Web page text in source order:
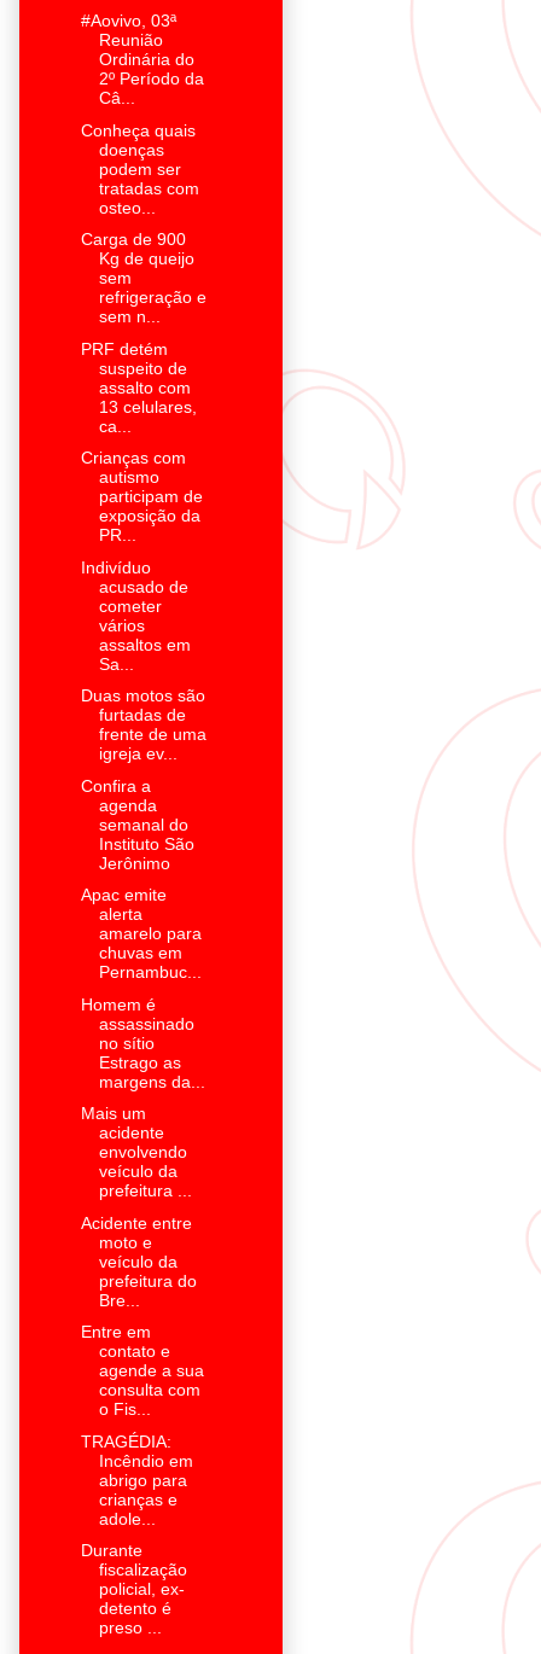
#Aovivo, 03ª
Reunião
Ordinária do
2º Período da
Câ...
Conheça quais
doenças
podem ser
tratadas com
osteo...
Carga de 900
Kg de queijo
sem
refrigeração e
sem n...
PRF detém
suspeito de
assalto com
13 celulares,
ca...
Crianças com
autismo
participam de
exposição da
PR...
Indivíduo
acusado de
cometer
vários
assaltos em
Sa...
Duas motos são
furtadas de
frente de uma
igreja ev...
Confira a
agenda
semanal do
Instituto São
Jerônimo
Apac emite
alerta
amarelo para
chuvas em
Pernambuc...
Homem é
assassinado
no sítio
Estrago as
margens da...
Mais um
acidente
envolvendo
veículo da
prefeitura ...
Acidente entre
moto e
veículo da
prefeitura do
Bre...
Entre em
contato e
agende a sua
consulta com
o Fis...
TRAGÉDIA:
Incêndio em
abrigo para
crianças e
adole...
Durante
fiscalização
policial, ex-
detento é
preso ...